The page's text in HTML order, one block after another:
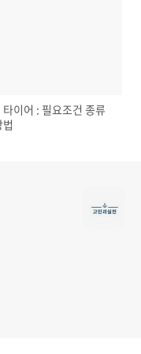
이어 : 필요조건 종류